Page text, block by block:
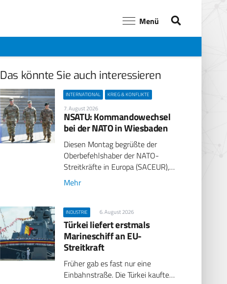
Menü
Das könnte Sie auch interessieren
INTERNATIONAL KRIEG & KONFLIKTE
7. August 2026
NSATU: Kommandowechsel
bei der NATO in Wiesbaden
Diesen Montag begrüßte der
Oberbefehlshaber der NATO-
Streitkräfte in Europa (SACEUR),…
Mehr
INDUSTRIE 6. August 2026
Türkei liefert erstmals
Marineschiff an EU-
Streitkraft
Früher gab es fast nur eine
Einbahnstraße. Die Türkei kaufte…